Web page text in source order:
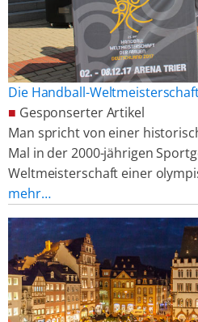
Die Handball-
■ Gesponserter Artikel
Man spricht von einer
Mal in der 2000-jährigen
Weltmeisterschaft einer
mehr…